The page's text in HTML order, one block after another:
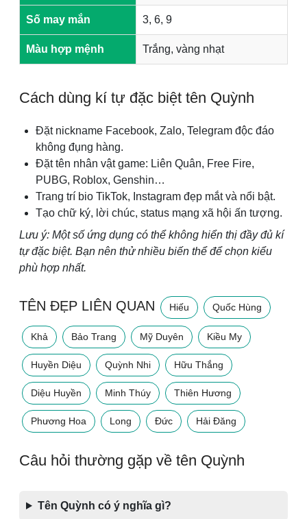
Số may mắn 3, 6, 9
Màu hợp mệnh Trắng, vàng nhạt
Cách dùng kí tự đặc biệt tên Quỳnh
Đặt nickname Facebook, Zalo, Telegram độc đáo
không đụng hàng.
Đặt tên nhân vật game: Liên Quân, Free Fire,
PUBG, Roblox, Genshin…
Trang trí bio TikTok, Instagram đẹp mắt và nổi bật.
Tạo chữ ký, lời chúc, status mạng xã hội ấn tượng.
Lưu ý: Một số ứng dụng có thể không hiển thị đầy đủ kí
tự đặc biệt. Bạn nên thử nhiều biến thể để chọn kiểu
phù hợp nhất.
TÊN ĐẸP LIÊN QUAN Hiếu Quốc Hùng
Khả Bảo Trang Mỹ Duyên Kiều My
Huyền Diệu Quỳnh Nhi Hữu Thắng
Diệu Huyền Minh Thúy Thiên Hương
Phương Hoa Long Đức Hải Đăng
Câu hỏi thường gặp về tên Quỳnh
Tên Quỳnh có ý nghĩa gì?